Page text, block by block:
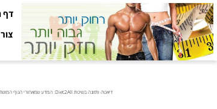
דף הבית
צור קשר
דיאטה ותזונה בשיטת Diet2All: המדע שמאחורי הגוף המושלם.